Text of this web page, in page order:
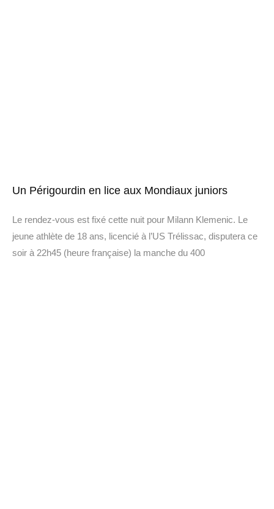
Un Périgourdin en lice aux Mondiaux juniors
Le rendez-vous est fixé cette nuit pour Milann Klemenic. Le
jeune athlète de 18 ans, licencié à l’US Trélissac, disputera ce
soir à 22h45 (heure française) la manche du 400